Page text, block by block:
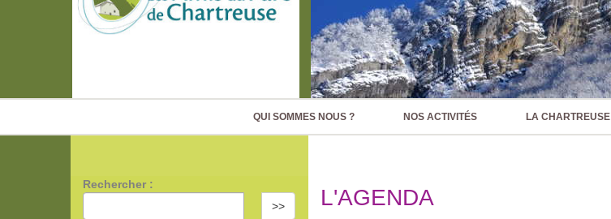
QUI SOMMES NOUS ? NOS ACTIVITÉS LA CHARTREUSE
L'AGENDA
Rechercher :
>>